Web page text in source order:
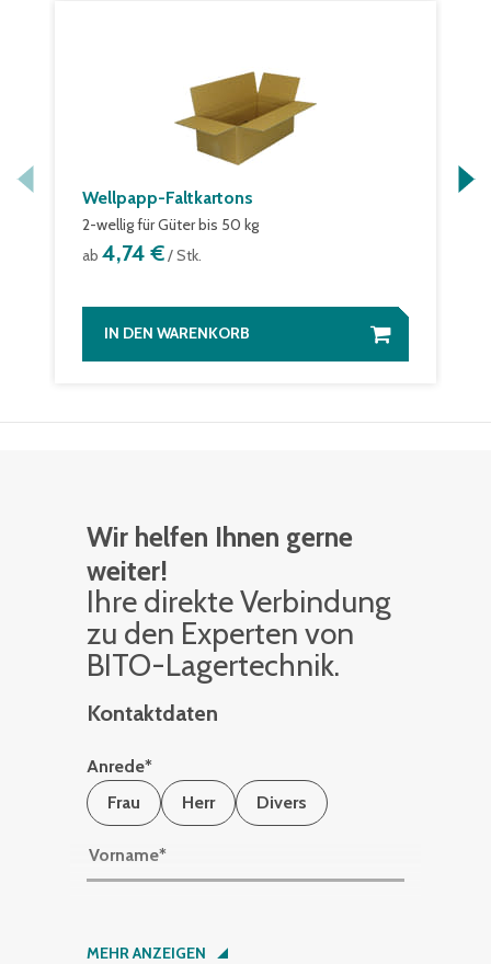
Wellpapp-Faltkartons
2-wellig für Güter bis 50 kg
ab 4,74 €/ Stk.
IN DEN WARENKORB
Wir helfen Ihnen gerne
weiter!
Ihre di­rek­te Ver­bin­dung
zu den Ex­per­ten von
BITO-La­ger­tech­nik.
Kontaktdaten
Anrede*
Frau
Herr Divers
Vorname*
Nachname*
MEHR ANZEIGEN